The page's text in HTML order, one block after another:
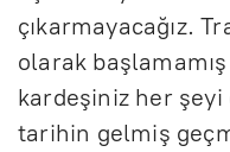
çıkarmayacağız.
olarak
kardeşiniz her şeyi
tarihin gelmiş